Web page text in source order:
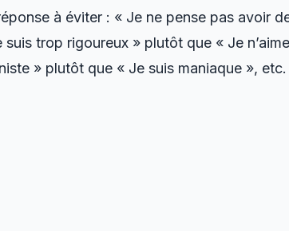
à éviter : « Je ne pense pas avoir
trop rigoureux » plutôt que « Je
» plutôt que « Je suis maniaque », etc.